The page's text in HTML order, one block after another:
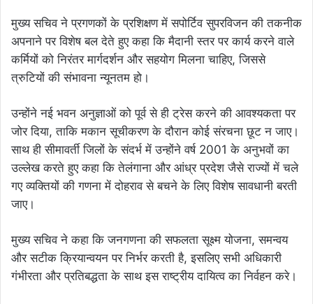
मुख्य सचिव ने प्रगणकों के प्रशिक्षण में सपोर्टिव सुपरविजन की तकनीक
अपनाने पर विशेष बल देते हुए कहा कि मैदानी स्तर पर कार्य करने वाले
कर्मियों को निरंतर मार्गदर्शन और सहयोग मिलना चाहिए, जिससे
त्रुटियों की संभावना न्यूनतम हो।
उन्होंने नई भवन अनुज्ञाओं को पूर्व से ही ट्रेस करने की आवश्यकता पर
जोर दिया, ताकि मकान सूचीकरण के दौरान कोई संरचना छूट न जाए।
साथ ही सीमावर्ती जिलों के संदर्भ में उन्होंने वर्ष 2001 के अनुभवों का
उल्लेख करते हुए कहा कि तेलंगाना और आंध्र प्रदेश जैसे राज्यों में चले
गए व्यक्तियों की गणना में दोहराव से बचने के लिए विशेष सावधानी बरती
जाए।
मुख्य सचिव ने कहा कि जनगणना की सफलता सूक्ष्म योजना, समन्वय
और सटीक क्रियान्वयन पर निर्भर करती है, इसलिए सभी अधिकारी
गंभीरता और प्रतिबद्धता के साथ इस राष्ट्रीय दायित्व का निर्वहन करे।